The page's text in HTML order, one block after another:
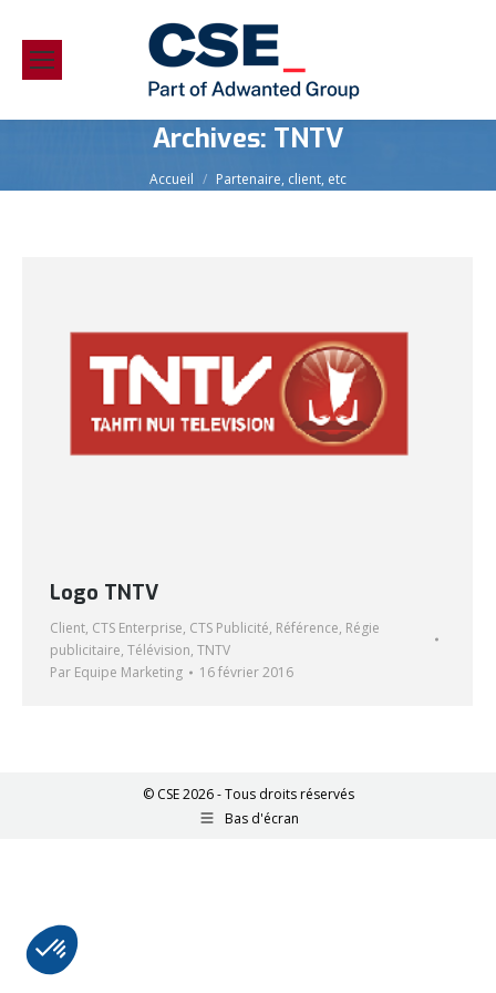
Archives: TNTV
Vous êtes ici :
Accueil Partenaire, client, etc
Logo TNTV
Client, CTS Enterprise, CTS Publicité, Référence, Régie
publicitaire, Télévision, TNTV
Par Equipe Marketing 16 février 2016
© CSE 2026 - Tous droits réservés
Bas d'écran